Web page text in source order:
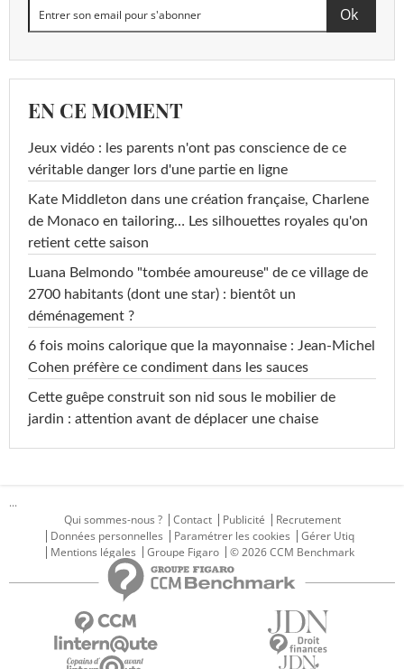
EN CE MOMENT
Jeux vidéo : les parents n'ont pas conscience de ce
véritable danger lors d'une partie en ligne
Kate Middleton dans une création française, Charlene
de Monaco en tailoring… Les silhouettes royales qu'on
retient cette saison
Luana Belmondo "tombée amoureuse" de ce village de
2700 habitants (dont une star) : bientôt un
déménagement ?
6 fois moins calorique que la mayonnaise : Jean-Michel
Cohen préfère ce condiment dans les sauces
Cette guêpe construit son nid sous le mobilier de
jardin : attention avant de déplacer une chaise
...
Qui sommes-nous ?
Contact Publicité
Recrutement
Données personnelles
Paramétrer les cookies
Gérer Utiq
Mentions légales
Groupe Figaro © 2026 CCM Benchmark